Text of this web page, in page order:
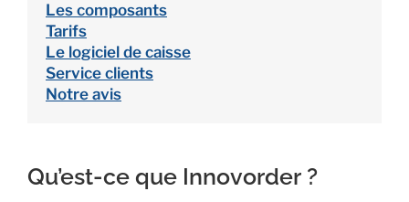
Les composants
Tarifs
Le logiciel de caisse
Service clients
Notre avis
Qu’est-ce que Innovorder ?